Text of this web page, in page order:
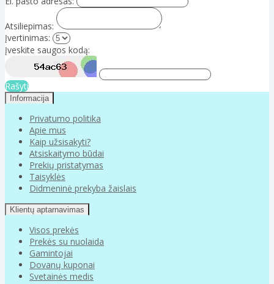
Atsiliepimas:
Įvertinimas:
Įveskite saugos kodą:
Rašyti
Informacija
Privatumo politika
Apie mus
Kaip užsisakyti?
Atsiskaitymo būdai
Prekių pristatymas
Taisyklės
Didmeninė prekyba žaislais
Klientų aptarnavimas
Visos prekės
Prekės su nuolaida
Gamintojai
Dovanų kuponai
Svetainės medis